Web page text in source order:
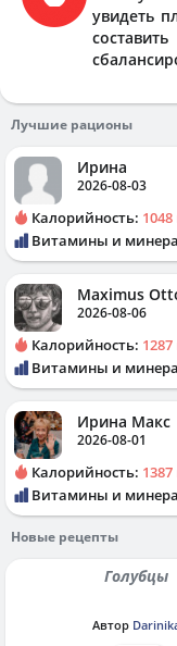
увидеть
Лучшие рационы
Ирина
2026-08-03
Калорийность:
Витамины и
Maximus
2026-08-06
Калорийность:
Витамины и
Ирина Макс
2026-08-01
Калорийность:
Витамины и
Новые рецепты
Голубцы
Автор